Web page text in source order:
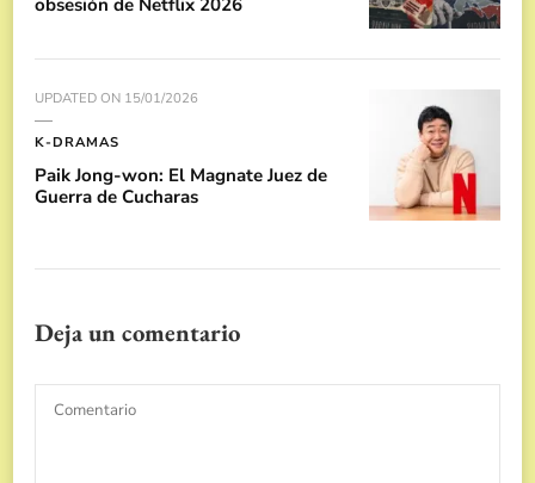
UPDATED ON 15/01/2026
K-DRAMAS
Paik Jong-won: El Magnate Juez de
Guerra de Cucharas
Deja un comentario